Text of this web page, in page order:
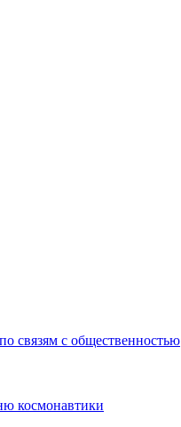
связям с общественностью
космонавтики